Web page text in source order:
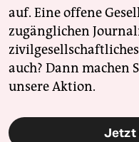
auf. Eine offene
zugänglichen
auch? Dann machen
unsere Aktion.
Jetzt